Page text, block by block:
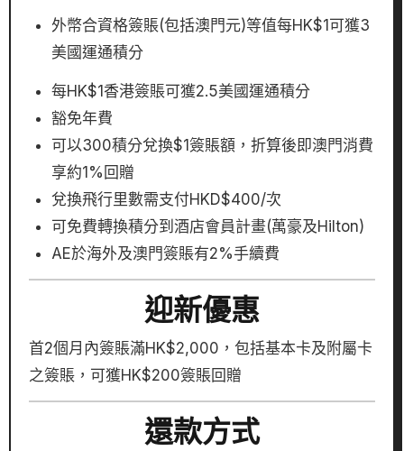
外幣合資格簽賬(包括澳門元)等值每HK$1可獲3
美國運通積分
每HK$1香港簽賬可獲2.5美國運通積分
豁免年費
可以300積分兌換$1簽賬額，折算後即澳門消費
享約1%回贈
兌換飛行里數需支付HKD$400/次
可免費轉換積分到酒店會員計畫(萬豪及Hilton)
AE於海外及澳門簽賬有2%手續費
迎新優惠
首2個月內簽賬滿HK$2,000，包括基本卡及附屬卡
之簽賬，可獲HK$200簽賬回贈
還款方式